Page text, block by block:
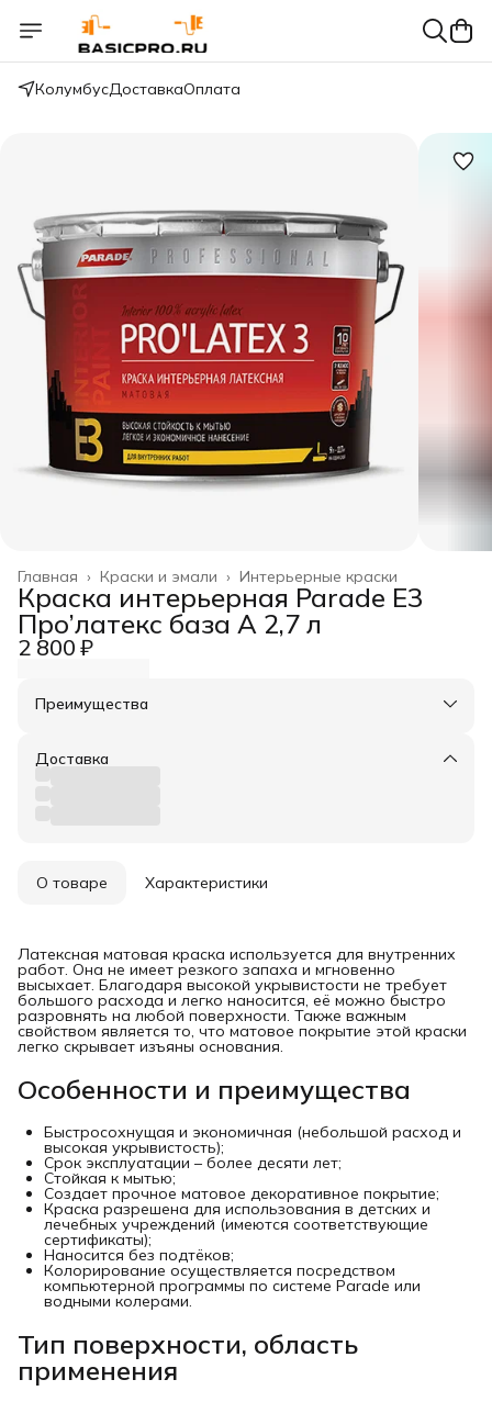
КолумбусДоставкаОплата
Интерьерные краски
Краски и эмали ›
Главная ›
Краска интерьерная Parade E3
Про’латекс база А 2,7 л
2 800 ₽
Преимущества
Оплата частями в Сплит
Удобный возврат
Доставка
О товаре Характеристики
Латексная матовая краска используется для внутренних
работ. Она не имеет резкого запаха и мгновенно
высыхает. Благодаря высокой укрывистости не требует
большого расхода и легко наносится, её можно быстро
разровнять на любой поверхности. Также важным
свойством является то, что матовое покрытие этой краски
легко скрывает изъяны основания.
Особенности и преимущества
Быстросохнущая и экономичная (небольшой расход и
высокая укрывистость);
Срок эксплуатации – более десяти лет;
Стойкая к мытью;
Создает прочное матовое декоративное покрытие;
Краска разрешена для использования в детских и
лечебных учреждений (имеются соответствующие
сертификаты);
Наносится без подтёков;
Колорирование осуществляется посредством
компьютерной программы по системе Parade или
водными колерами.
Тип поверхности, область
применения